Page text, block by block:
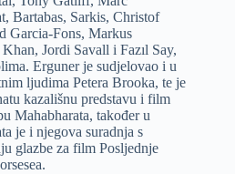
Bartabas, Sarkis, Christof
Garcia-Fons, Markus
Jordi Savall i Fazıl Say,
Erguner je sudjelovao i u
ljudima Petera Brooka, te je
kazališnu predstavu i film
Mahabharata, također u
je i njegova suradnja s
glazbe za film Posljednje